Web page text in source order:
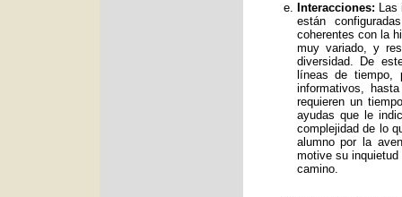
Interacciones: Las
están
coherentes con la
muy variado, y
diversidad. De
líneas de tiempo,
informativos,
requieren un
ayudas que le
complejidad de lo
alumno por la
motive su
camino.